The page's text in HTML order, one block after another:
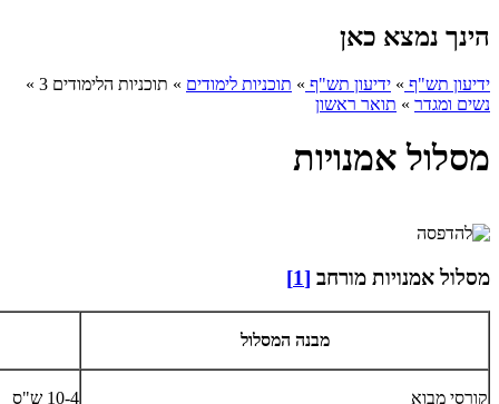
הינך נמצא כאן
ידיעון תש"ף » ידיעון תש"ף » תוכניות לימודים » תוכניות הלימודים 3
»
נשים ומגדר » תואר ראשון
מסלול אמנויות
מסלול אמנויות מורחב [1]
מבנה המסלול
קורסי מבוא 10-4 ש"ס